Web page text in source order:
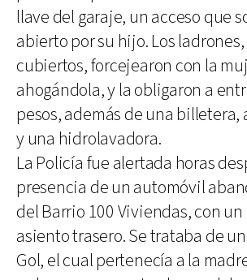
llave del garaje, un acceso que
abierto por su hijo. Los
cubiertos, forcejearon con la
ahogándola, y la obligaron a
pesos, además de una billetera,
y una hidrolavadora.
La Policía fue alertada horas
presencia de un automóvil
del Barrio 100 Viviendas, con
asiento trasero. Se trataba de
Gol, el cual pertenecía a la